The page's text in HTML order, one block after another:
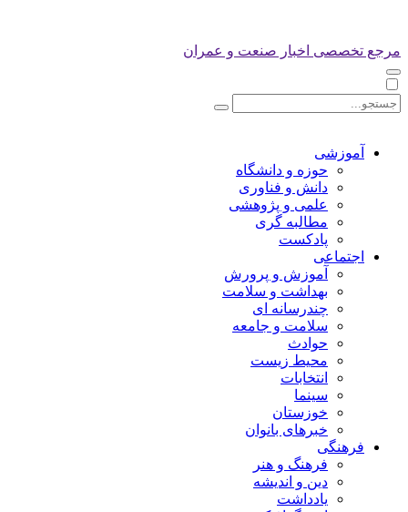
مرجع تخصصی اخبار صنعت و عمران
آموزشی
حوزه و دانشگاه
دانش و فناوری
علمی و پژوهشی
مطالبه گری
پادکست
اجتماعی
آموزش و پرورش
بهداشت و سلامت
چندرسانه ای
سلامت و جامعه
حوادث
محیط زیست
انتخابات
سینما
خوزستان
خبرهای بانوان
فرهنگی
فرهنگ و هنر
دین و اندیشه
یادداشت